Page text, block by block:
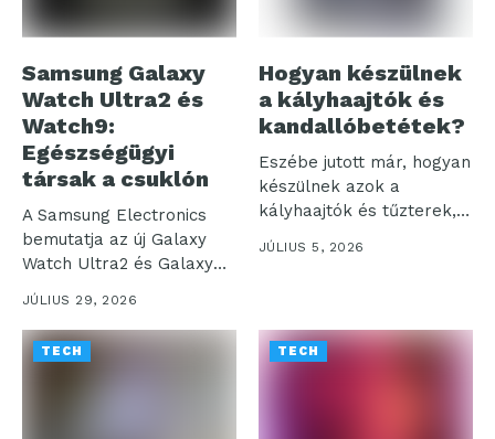
Samsung Galaxy
Watch Ultra2 és
Watch9:
Egészségügyi
társak a csuklón
A Samsung Electronics
bemutatja az új Galaxy
Watch Ultra2 és Galaxy
Watch9...
JÚLIUS 29, 2026
Hogyan készülnek
a kályhaajtók és
kandallóbetétek?
Eszébe jutott már, hogyan
készülnek azok a
kályhaajtók és tűzterek,
amelyek otthonaink...
JÚLIUS 5, 2026
TECH TECH